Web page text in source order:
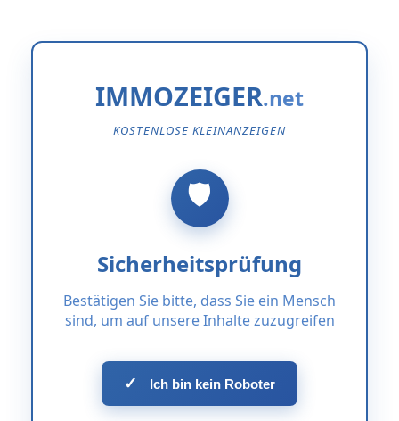
IMMOZEIGER
KOSTENLOSE KLEINANZEIGEN
Sicherheitsprüfung
Bestätigen Sie bitte, dass Sie ein Mensch
sind, um auf unsere Inhalte zuzugreifen
✓ Ich bin kein Roboter